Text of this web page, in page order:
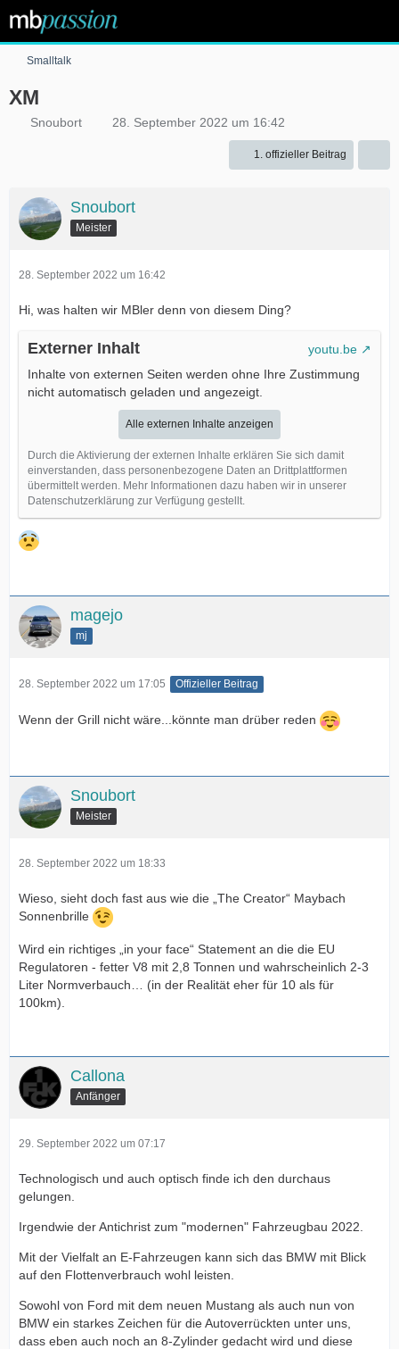
Smalltalk
XM
Snoubort 28. September 2022 um 16:42
1. offizieller Beitrag
Snoubort
Meister
28. September 2022 um 16:42
Hi, was halten wir MBler denn von diesem Ding?
Externer Inhalt
youtu.be
Inhalte von externen Seiten werden ohne Ihre Zustimmung
nicht automatisch geladen und angezeigt.
Alle externen Inhalte anzeigen
Durch die Aktivierung der externen Inhalte erklären Sie sich damit
einverstanden, dass personenbezogene Daten an Drittplattformen
übermittelt werden. Mehr Informationen dazu haben wir in unserer
Datenschutzerklärung zur Verfügung gestellt.
magejo
mj
28. September 2022 um 17:05 Offizieller Beitrag
Wenn der Grill nicht wäre...könnte man drüber reden
Snoubort
Meister
28. September 2022 um 18:33
Wieso, sieht doch fast aus wie die „The Creator“ Maybach
Sonnenbrille
Wird ein richtiges „in your face“ Statement an die die EU
Regulatoren - fetter V8 mit 2,8 Tonnen und wahrscheinlich 2-3
Liter Normverbauch… (in der Realität eher für 10 als für
100km).
Callona
Anfänger
29. September 2022 um 07:17
Technologisch und auch optisch finde ich den durchaus
gelungen.
Irgendwie der Antichrist zum "modernen" Fahrzeugbau 2022.
Mit der Vielfalt an E-Fahrzeugen kann sich das BMW mit Blick
auf den Flottenverbrauch wohl leisten.
Sowohl von Ford mit dem neuen Mustang als auch nun von
BMW ein starkes Zeichen für die Autoverrückten unter uns,
dass eben auch noch an 8-Zylinder gedacht wird und diese